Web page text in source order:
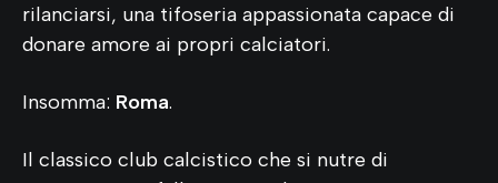
rilanciarsi, una tifoseria appassionata capace di
donare amore ai propri calciatori.
Insomma: Roma.
Il classico club calcistico che si nutre di